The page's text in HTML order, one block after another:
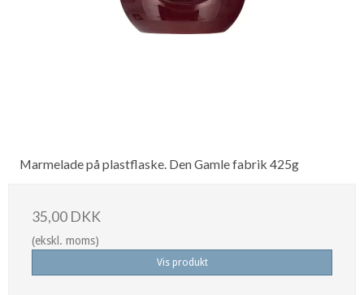
Marmelade på plastflaske. Den Gamle fabrik 425g
35,00 DKK
(ekskl. moms)
Vis produkt